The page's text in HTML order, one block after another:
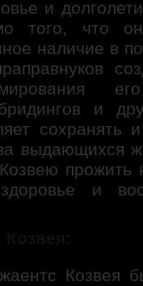
и
того, что
наличие в
и
сохранять
выдающихся
прожить
и
Козвея